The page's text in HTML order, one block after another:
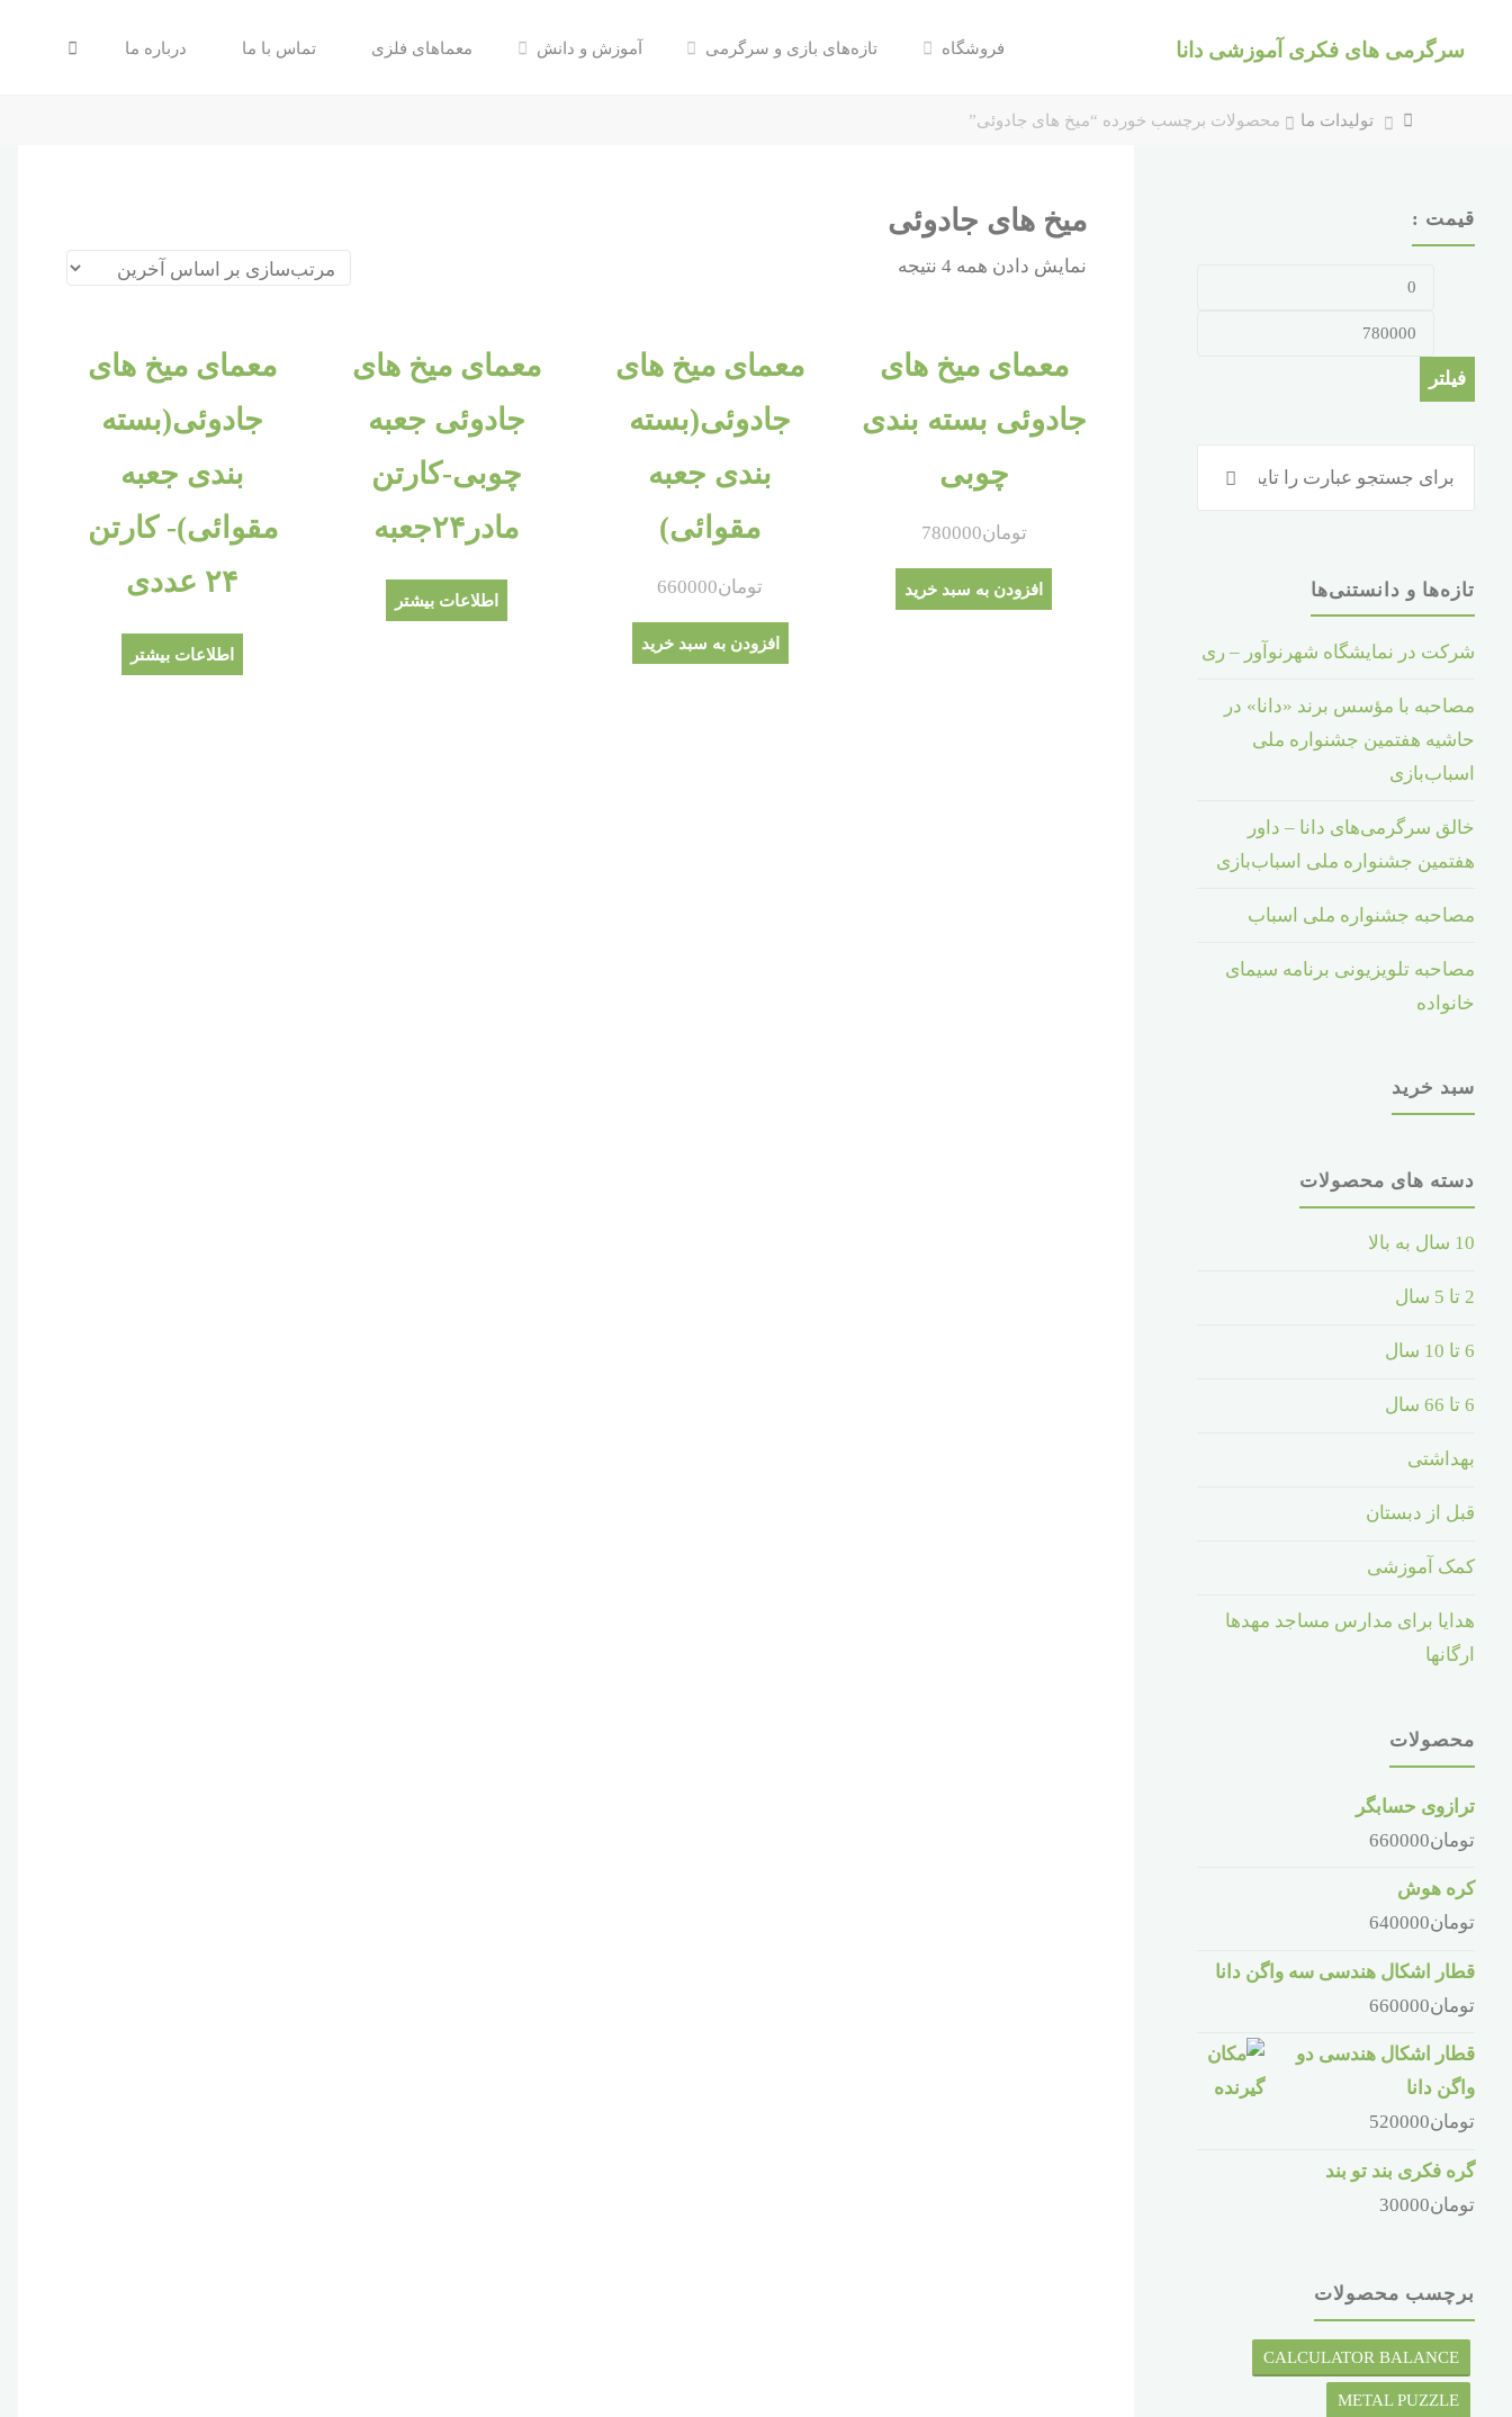
سرگرمی های فکری آموزشی دانا فروشگاه تازه‌های بازی و سرگرمی آموزش و دانش معماهای فلزی تماس با ما درباره ما
خانهتولیدات ما محصولات برچسب خورده “میخ های جادوئی”
میخ های جادوئی
نمایش دادن همه 4 نتیجه
معمای میخ های
جادوئی بسته بندی
چوبی
تومان780000
افزودن به سبد خرید
معمای میخ های
جادوئی(بسته
بندی جعبه
مقوائی)
تومان660000
افزودن به سبد خرید
معمای میخ های
جادوئی جعبه
چوبی-کارتن
مادر۲۴جعبه
اطلاعات بیشتر
معمای میخ های
جادوئی(بسته
بندی جعبه
مقوائی)- کارتن
۲۴ عددی
اطلاعات بیشتر
قیمت :
حداقل
فیلتر
جستجو
تازه‌ها و دانستنی‌ها
شرکت در نمایشگاه شهرنوآور – ری
مصاحبه با مؤسس برند «دانا» در
حاشیه هفتمین جشنواره ملی
اسباب‌بازی
خالق سرگرمی‌های دانا – داور
هفتمین جشنواره ملی اسباب‌بازی
مصاحبه جشنواره ملی اسباب
مصاحبه تلویزیونی برنامه سیمای
خانواده
سبد خرید
دسته های محصولات
10 سال به بالا
2 تا 5 سال
6 تا 10 سال
6 تا 66 سال
بهداشتی
قبل از دبستان
کمک آموزشی
هدایا برای مدارس مساجد مهدها
ارگانها
محصولات
ترازوی حسابگر
تومان660000
کره هوش
تومان640000
قطار اشکال هندسی سه واگن دانا
تومان660000
قطار اشکال هندسی دو
واگن دانا
تومان520000
گره فکری بند تو بند
تومان30000
برچسب محصولات
CALCULATOR BALANCE
METAL PUZZLE